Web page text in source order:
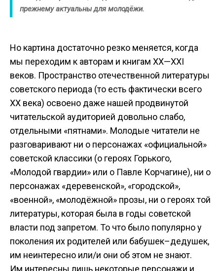
прежнему актуальны для молодёжи.
Но картина достаточно резко меняется, когда
мы переходим к авторам и книгам XX—XXI
веков. Пространство отечественной литературы
советского периода (то есть фактически всего
ХХ века) освоено даже нашей продвинутой
читательской аудиторией довольно слабо,
отдельными «пятнами». Молодые читатели не
разговаривают ни о персонажах «официальной»
советской классики (о героях Горького,
«Молодой гвардии» или о Павле Корчагине), ни о
персонажах «деревенской», «городской»,
«военной», «молодёжной» прозы, ни о героях той
литературы, которая была в годы советской
власти под запретом. То что было популярно у
поколения их родителей или бабушек–дедушек,
им неинтересно или/и они об этом не знают.